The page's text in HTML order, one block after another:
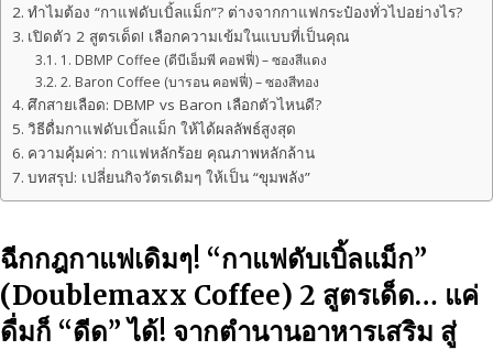
ทำไมต้อง “กาแฟดับเบิ้ลแม็ก”? ต่างจากกาแฟกระป๋องทั่วไปอย่างไร?
เปิดตัว 2 สูตรเด็ด! เลือกความเข้มในแบบที่เป็นคุณ
1. DBMP Coffee (ดีบีเอ็มพี คอฟฟี่) – ซองสีแดง
2. Baron Coffee (บารอน คอฟฟี่) – ซองสีทอง
ศึกสายเลือด: DBMP vs Baron เลือกตัวไหนดี?
วิธีดื่มกาแฟดับเบิ้ลแม็ก ให้ได้ผลลัพธ์สูงสุด
ความคุ้มค่า: กาแฟหลักร้อย คุณภาพหลักล้าน
บทสรุป: เปลี่ยนกิจวัตรเดิมๆ ให้เป็น “ขุมพลัง”
ฉีกกฎกาแฟเดิมๆ! “กาแฟดับเบิ้ลแม็ก”
(Doublemaxx Coffee) 2 สูตรเด็ด… แค่
ดื่มก็ “ดีด” ได้! จากตำนานอาหารเสริม สู่